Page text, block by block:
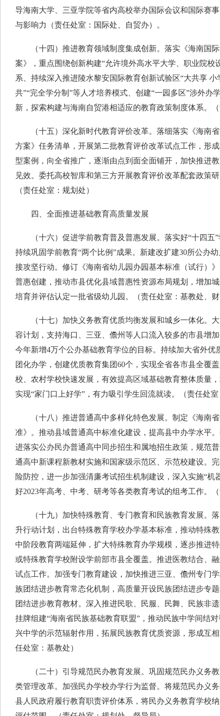
导海南大学、三亚学院等省内高校举办国际会议和国际赛
与影响力（责任处室：国际处、自贸办）。
（十四）推进教育领域制度集成创新。落实《海南国际
案》，重点围绕创新构建“允许境外高水平大学、职业院校
系、持续深入推进陵水黎安国际教育创新试验区“大共享
共”“完全学分制”等人才培养模式、创建“一园多区”涉外办
新，探索构建与海南自贸港相适应的教育政策制度体系。
（十五）深化新时代教育评价改革。落细落实《海南省
方案》任务清单，开展第二批教育评价改革试点工作，形
型案例，向全省推广，逐渐由点到面全面铺开，加快推进
见效。委托高校智库和第三方开展教育评价改革配套政策
（责任处室：规划处）
四、全面推进基础教育高质量发展
（十六）促进学前教育普及普惠发展。落实好“十四五”
持续巩固学前教育“两个比例”成果。新建改扩建30所公办
接攻坚行动。修订《海南省幼儿园办园基本标准（试行）
普惠创建，推动市县优化县域普惠性资源布局规划，增加
培育并评估认定一批省级幼儿园。（责任处室：基教处、
（十七）加快义务教育优质均衡发展和城乡一体化。大
容计划，支持海口、三亚、儋州等人口流入较多的市县增
今年新增4万个公办基础教育学位的目标。持续加大省外优
团化办学，创建优质教育集团60个，实现全省各市县全覆
校、农村学校快速发展，有效提高区域基础教育整体质量
实现“家门口上好学”，有力吸引学生回流就读。（责任处
（十八）推进普通高中多样化特色发展。制定《海南省
准》。推动县域普通高中标准化建设，提高县中办学水平
进落实公办民办普通高中同步招生和属地招生政策，规范
通高中新课程新教材实施和国家级示范区、示范校建设。
险防控，进一步加强清廉考试招生机制建设，深入实施“机
好2023年高考、中考、研考等各类教育考试的组考工作。
（十九）加快特殊教育、专门教育和民族教育发展。落
升行动计划，出台特殊教育学校办学基本标准，推动特殊
中阶段教育两端延伸，扩大特殊教育办学规模，逐步推进
或特殊教育学校附设学前部市县全覆盖。推进医教结合、
试点工作。加强专门教育建设，加快推进三亚、儋州专门
族团结进步教育常态化机制，高质量开设民族团结进步专
团结进步教育教材。深入推进民歌、民服、民舞、民族非
挂牌组建“海南省民族基础教育联盟”，推动民族中学间结
兴中学的示范辐射作用，拓展民族教育优质资源，形成互
任处室：基教处）
（二十）引导规范民办教育发展。巩固规范民办义务教
类管理改革。加强民办学校办学行为监督。将规范民办义
县人民政府履行教育职责评价体系，将民办义务教育学校